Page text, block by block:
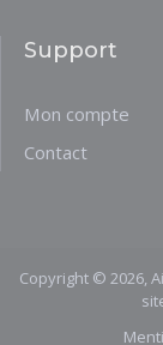
Support
Mon compte
Contact
Copyright © 2026,